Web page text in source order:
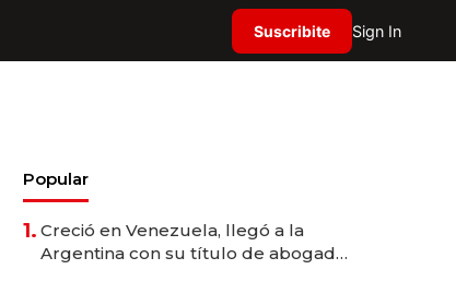
Suscribite Sign In
Popular
1. Creció en Venezuela, llegó a la
Argentina con su título de abogado